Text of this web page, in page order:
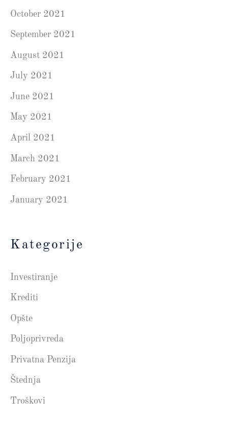
October 2021
September 2021
August 2021
July 2021
June 2021
May 2021
April 2021
March 2021
February 2021
January 2021
Kategorije
Investiranje
Krediti
Opšte
Poljoprivreda
Privatna Penzija
Štednja
Troškovi